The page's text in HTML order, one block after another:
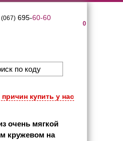
0
(067)695-60-60
причин купить у нас
очень мягкой
кружевом на